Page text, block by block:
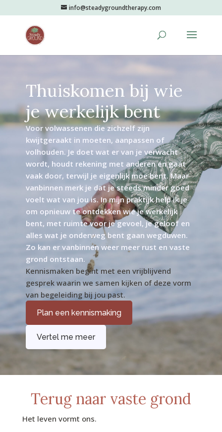
info@steadygroundtherapy.com
Thuiskomen bij wie
je werkelijk bent
Voor volwassenen die zichzelf zijn
kwijtgeraakt in moeten, aanpassen of
volhouden. Je doet wat er van je verwacht
wordt, houdt rekening met anderen en gaat
vaak door, terwijl je eigenlijk moe bent. Maar
vanbinnen merk je dat je steeds minder goed
voelt wat van jou is. In mijn praktijk help ik je
om opnieuw te ontdekken wie je werkelijk
bent, met ruimte voor je gevoel, je geloof en
alles wat je onderweg bent gaan wegduwen.
Zo kan er vanbinnen weer meer rust en vaste
grond ontstaan.
Kennismaken begint met een vrijblijvend
gesprek waarin we samen kijken of deze vorm
van begeleiding bij jou past.
Plan een kennismaking
Vertel me meer
Terug naar vaste grond
Het leven vormt ons.